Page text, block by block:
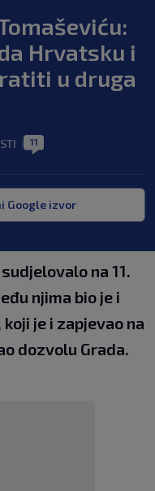
Hrvatsku i
u druga
11
Google izvor
na 11.
njima bio je i
je i zapjevao na
dozvolu Grada.